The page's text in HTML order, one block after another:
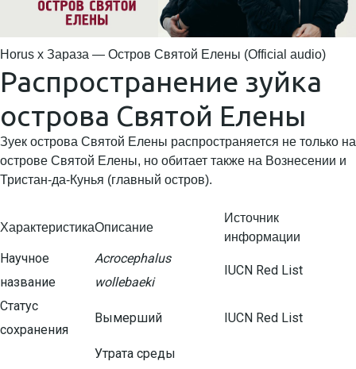
Horus x Зараза — Остров Святой Елены (Official audio)
Распространение зуйка
острова Святой Елены
Зуек острова Святой Елены распространяется не только на
острове Святой Елены, но обитает также на Вознесении и
Тристан-да-Кунья (главный остров).
ХарактеристикаОписание
Источник
информации
Научное
название
Acrocephalus
wollebaeki
IUCN Red List
Статус
сохранения
Вымерший IUCN Red List
Утрата среды